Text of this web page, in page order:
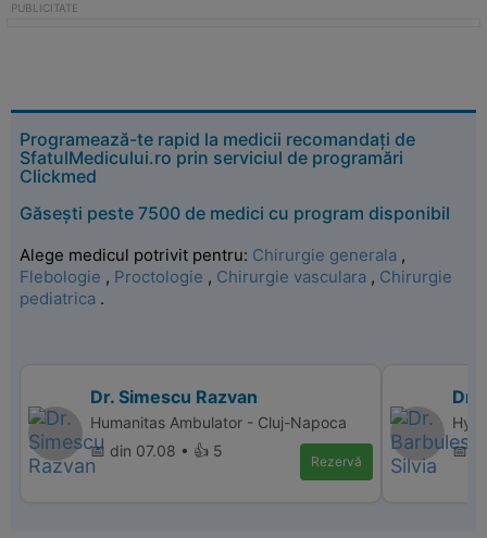
Programează-te rapid la medicii recomandați de
SfatulMedicului.ro prin serviciul de programări
Clickmed
Găsești peste 7500 de medici cu program disponibil
Alege medicul potrivit pentru: Chirurgie generala ,
Flebologie , Proctologie , Chirurgie vasculara , Chirurgie
pediatrica .
Dr. Simescu Razvan
Humanitas Ambulator - Cluj-Napoca
📅 din 07.08 • 👍 5
Rezervă
Dr.
📅